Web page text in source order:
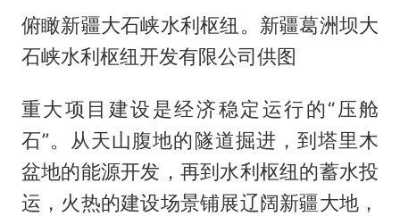
俯瞰新疆大石峡水利枢纽。新疆葛洲坝大
石峡水利枢纽开发有限公司供图
重大项目建设是经济稳定运行的“压舱
石”。从天山腹地的隧道掘进，到塔里木
盆地的能源开发，再到水利枢纽的蓄水投
运，火热的建设场景铺展辽阔新疆大地，